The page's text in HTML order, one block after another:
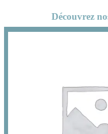
Merci pour cette
année
Découvrez